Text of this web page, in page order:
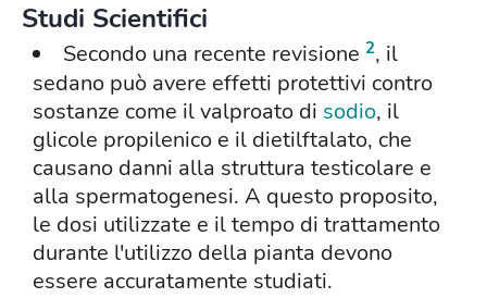
Studi Scientifici
Secondo una recente revisione 2, il
sedano può avere effetti protettivi contro
sostanze come il valproato di sodio, il
glicole propilenico e il dietilftalato, che
causano danni alla struttura testicolare e
alla spermatogenesi. A questo proposito,
le dosi utilizzate e il tempo di trattamento
durante l'utilizzo della pianta devono
essere accuratamente studiati.